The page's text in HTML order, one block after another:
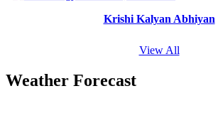
Krishi Kalyan Abhiyan
View All
Weather Forecast